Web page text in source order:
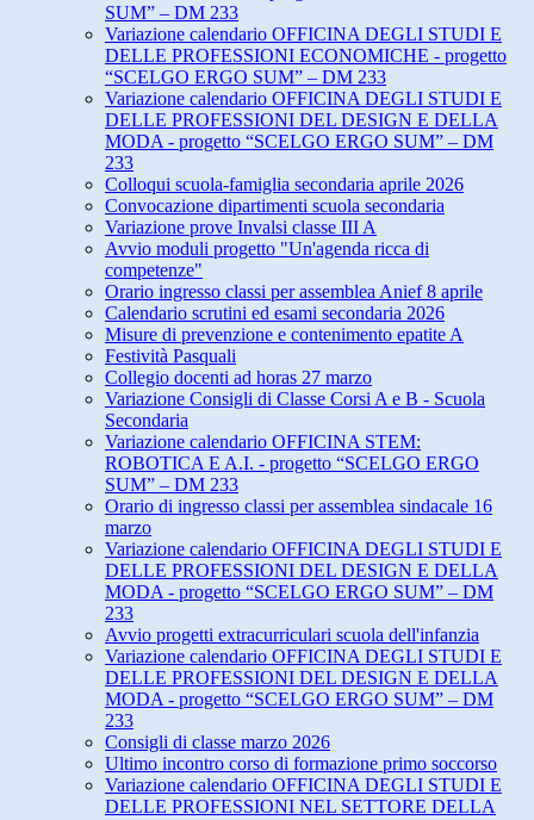
SUM” – DM 233
Variazione calendario OFFICINA DEGLI STUDI E
DELLE PROFESSIONI ECONOMICHE - progetto
“SCELGO ERGO SUM” – DM 233
Variazione calendario OFFICINA DEGLI STUDI E
DELLE PROFESSIONI DEL DESIGN E DELLA
MODA - progetto “SCELGO ERGO SUM” – DM
233
Colloqui scuola-famiglia secondaria aprile 2026
Convocazione dipartimenti scuola secondaria
Variazione prove Invalsi classe III A
Avvio moduli progetto "Un'agenda ricca di
competenze"
Orario ingresso classi per assemblea Anief 8 aprile
Calendario scrutini ed esami secondaria 2026
Misure di prevenzione e contenimento epatite A
Festività Pasquali
Collegio docenti ad horas 27 marzo
Variazione Consigli di Classe Corsi A e B - Scuola
Secondaria
Variazione calendario OFFICINA STEM:
ROBOTICA E A.I. - progetto “SCELGO ERGO
SUM” – DM 233
Orario di ingresso classi per assemblea sindacale 16
marzo
Variazione calendario OFFICINA DEGLI STUDI E
DELLE PROFESSIONI DEL DESIGN E DELLA
MODA - progetto “SCELGO ERGO SUM” – DM
233
Avvio progetti extracurriculari scuola dell'infanzia
Variazione calendario OFFICINA DEGLI STUDI E
DELLE PROFESSIONI DEL DESIGN E DELLA
MODA - progetto “SCELGO ERGO SUM” – DM
233
Consigli di classe marzo 2026
Ultimo incontro corso di formazione primo soccorso
Variazione calendario OFFICINA DEGLI STUDI E
DELLE PROFESSIONI NEL SETTORE DELLA